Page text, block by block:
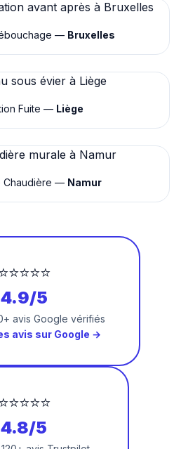
— Bruxelles
Fuite — Liège
Chaudière — Namur
4.9/5
avis Google vérifiés
avis sur Google →
4.8/5